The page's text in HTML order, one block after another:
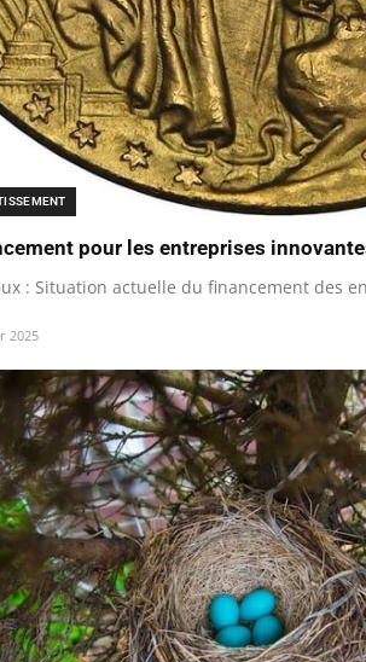
pour les entreprises
: Situation actuelle du financement des
2025